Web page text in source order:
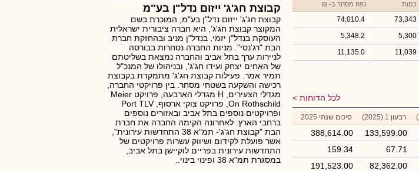
כמות נפח מסחר ב- ₪
73,343
74,010.4
5,300
5,348.2
11,039
11,135.0
לכל הדוחות
רבעון 1 (2025) סיכום שנתי 2025
133,599.00
388,614.00
67.71
159.34
82,362.00
191,523.00
קבוצת חג'ג' ייזום נדל"ן בע"מ
קבוצת חג'ג' ייזום נדל"ן בע"מ, המוכרת בשם
המקוצר קבוצת חג'ג', היא חברה ציבורית ישראלית
העוסקת בנדל"ן יזמי, בנדל"ן מניב ובהחזקת חברת
הבת "רג'נסי". מניות החברה נסחרות בבורסה
לניירות ערך בתל אביב והחברה נמצאת בשליטתם
של האחים יצחק ועידו חג'ג', ובניהולו של המנכ"ל
תמיר אמר. פעילות קבוצת חג'ג' מתמקדת בקבוצת
רכישה והשקעה בשטחי מסחר. בין פרויקטי החברה,
מגדלי הצעירים, H מגדלי הארבעה, פרויקט Meier
On Rothschild, פרויקט צוקי ארסוף, Port TLV
ופרויקטים נוספים בתל אביב ובאזורים נוספים
ברחבי הארץ. לאחרונה הקימה החברה את חברת
הבת "קבוצת חג'ג'- תמ"א 38 התחדשות עירונית",
אשר פועלת לקידום ושיווק עשרות פרויקטים של
התחדשות עירונית בפריים לוקיישן בתל אביב,
במסגרת תמ"א 38 ופינוי בינוי..